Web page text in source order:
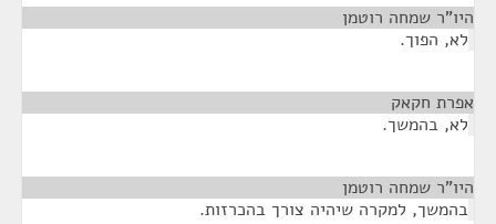
היו"ר שמחה רוטמן
לא, הפוך.
אפרת חקאק
לא, בהמשך.
היו"ר שמחה רוטמן
בהמשך, למקרה שיהיה צורך בהכרזות.